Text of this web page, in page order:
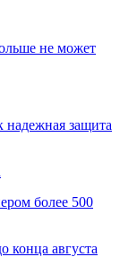
не может
надежная защита
более 500
конца августа